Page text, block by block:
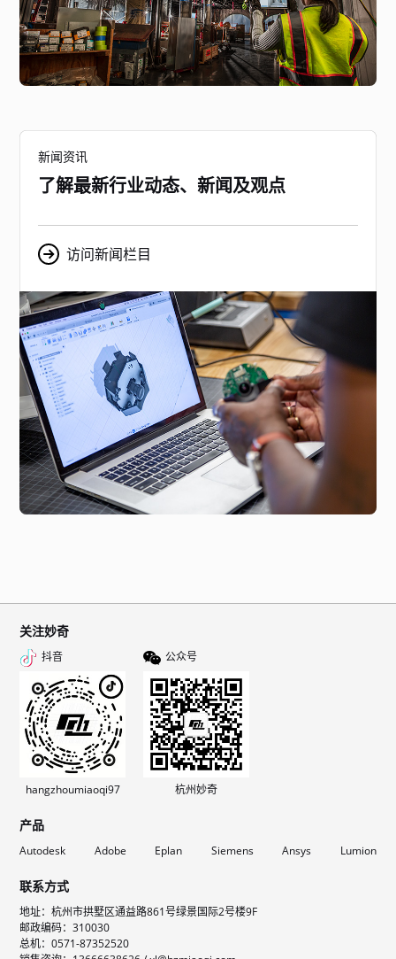
新闻资讯
了解最新行业动态、新闻及观点
访问新闻栏目
关注妙奇
抖音
hangzhoumiaoqi97
公众号
杭州妙奇
产品
Autodesk Adobe Eplan Siemens Ansys Lumion
联系方式
地址：杭州市拱墅区通益路861号绿景国际2号楼9F
邮政编码：310030
总机：0571-87352520